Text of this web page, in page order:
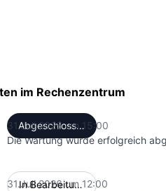
im Rechenzentrum
Abgeschlossen
31.Juli 2026 um 15:00
Die Wartung wurde erfolgreich
In Bearbeitung
31.Juli 2026 um 12:00